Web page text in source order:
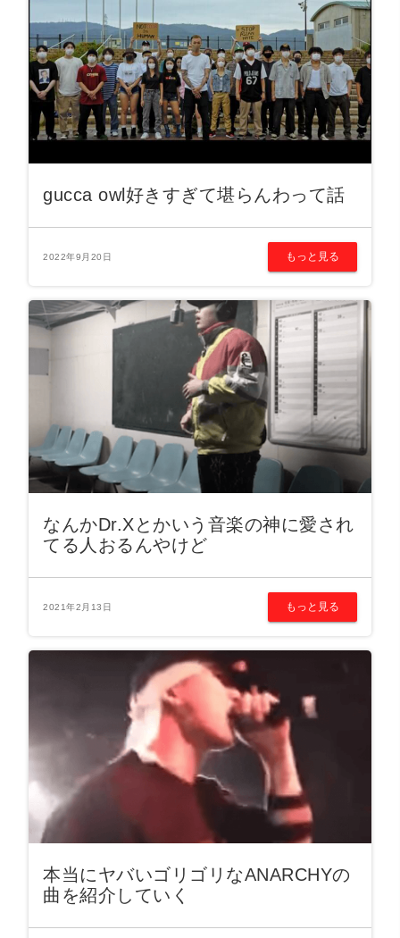
gucca owl好きすぎて堪らんわって話
2022年9月20日 もっと見る
なんかDr.Xとかいう音楽の神に愛され
てる人おるんやけど
2021年2月13日 もっと見る
本当にヤバいゴリゴリなANARCHYの
曲を紹介していく